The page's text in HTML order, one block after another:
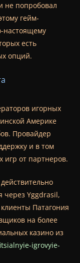
не попробовал
гейм-
настоящему
есть
опций.
игорных
Америке
Провайдер
и в том
игр от партнеров.
через Yggdrasil,
Патагония
на более
казино из
igrovyie-